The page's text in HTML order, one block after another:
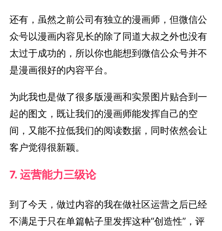
还有，虽然之前公司有独立的漫画师，但微信公
众号以漫画内容见长的除了同道大叔之外也没有
太过于成功的，所以你也能想到微信公众号并不
是漫画很好的内容平台。
为此我也是做了很多版漫画和实景图片贴合到一
起的图文，既让我们的漫画师能发挥自己的空
间，又能不拉低我们的阅读数据，同时依然会让
客户觉得很新颖。
7. 运营能力三级论
到了今天，做过内容的我在做社区运营之后已经
不满足于只在单篇帖子里发挥这种“创造性”，评